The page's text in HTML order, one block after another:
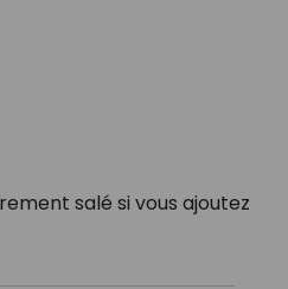
salé si vous ajoutez